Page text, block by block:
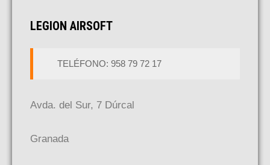
LEGION AIRSOFT
TELÉFONO: 958 79 72 17
Avda. del Sur, 7 Dúrcal
Granada